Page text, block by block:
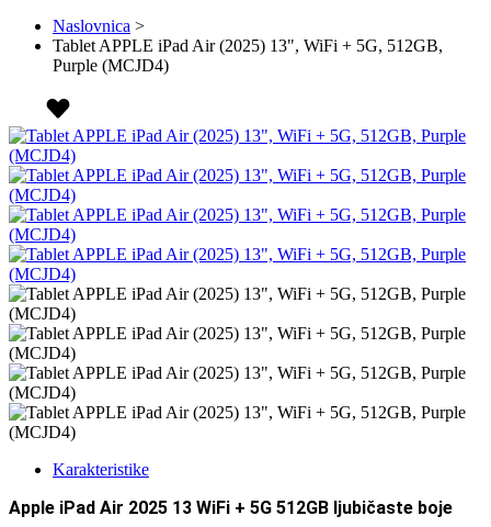
Naslovnica >
Tablet APPLE iPad Air (2025) 13", WiFi + 5G, 512GB,
Purple (MCJD4)
Karakteristike
Apple iPad Air 2025 13 WiFi + 5G 512GB ljubičaste boje